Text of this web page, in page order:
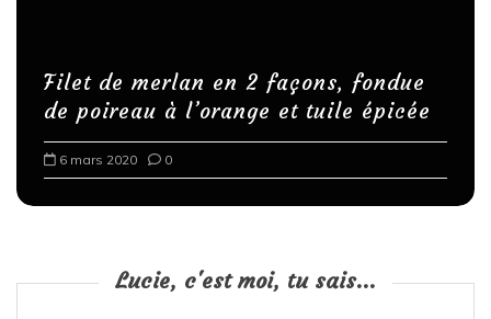
Filet de merlan en 2 façons, fondue
de poireau à l’orange et tuile épicée
6 mars 2020 0
Lucie, c'est moi, tu sais...